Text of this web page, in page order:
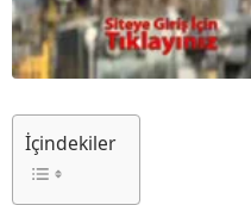
İçindekiler